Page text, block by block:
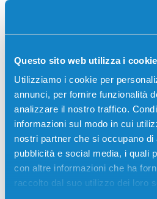
Questo sito web utilizza i cookie
Utilizziamo i cookie per
annunci, per fornire funzionalità
analizzare il nostro traffico.
informazioni sul modo in cui
nostri partner che si occupano di
pubblicità e social media, i quali
con altre informazioni che ha
raccolto dal suo utilizzo dei loro
Toner compatibile Kyocera-Mita
TASKALFA 306CI
30,00
CONSEGNA IN
Aggiungi al